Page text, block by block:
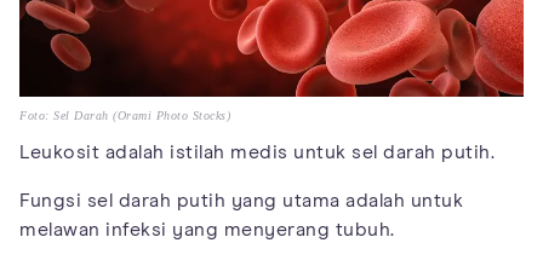
Foto: Sel Darah (Orami Photo Stocks)
Leukosit adalah istilah medis untuk sel darah putih.
Fungsi sel darah putih yang utama adalah untuk
melawan infeksi yang menyerang tubuh.